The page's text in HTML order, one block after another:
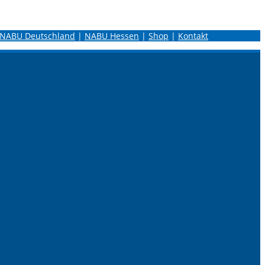
NABU Deutschland | NABU Hessen | Shop | Kontakt